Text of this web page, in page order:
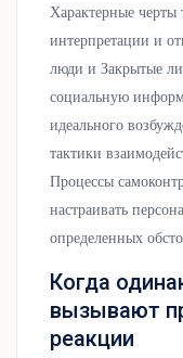
Характерные
интерпретации и
люди и Закрытые
социальную
идеального
тактики
Процессы
настраивать
определенных
Когда
вызывают
реакции